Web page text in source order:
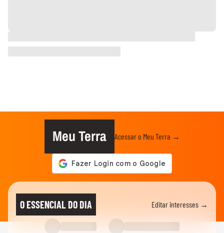
Meu Terra Acessar o Meu Terra →
O ESSENCIAL DO DIA Editar interesses →